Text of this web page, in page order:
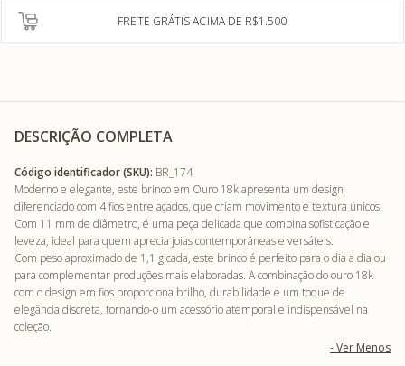
FRETE GRÁTIS ACIMA DE R$1.500
DESCRIÇÃO COMPLETA
Código identificador (SKU): BR_174
Moderno e elegante, este brinco em Ouro 18k apresenta um design
diferenciado com 4 fios entrelaçados, que criam movimento e textura únicos.
Com 11 mm de diâmetro, é uma peça delicada que combina sofisticação e
leveza, ideal para quem aprecia joias contemporâneas e versáteis.
Com peso aproximado de 1,1 g cada, este brinco é perfeito para o dia a dia ou
para complementar produções mais elaboradas. A combinação do ouro 18k
com o design em fios proporciona brilho, durabilidade e um toque de
elegância discreta, tornando-o um acessório atemporal e indispensável na
coleção.